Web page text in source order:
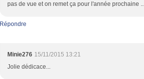
pas de vue et on remet ça pour l'année prochaine
Répondre
Minie276 15/11/2015 13:21
Jolie dédicace...